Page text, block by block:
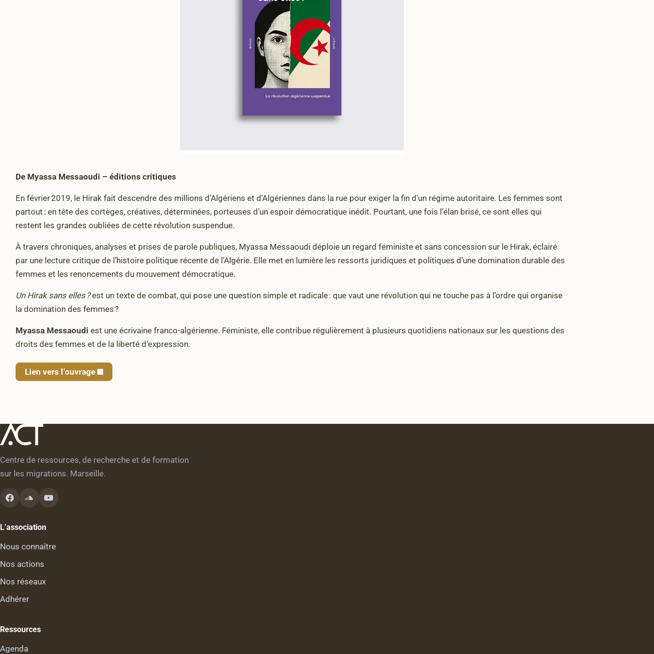
De Myassa Messaoudi – éditions critiques
En février 2019, le Hirak fait descendre des millions d’Algériens et d’Algériennes dans la rue pour exiger la fin d’un régime autoritaire. Les femmes sont
partout : en tête des cortèges, créatives, déterminées, porteuses d’un espoir démocratique inédit. Pourtant, une fois l’élan brisé, ce sont elles qui
restent les grandes oubliées de cette révolution suspendue.
À travers chroniques, analyses et prises de parole publiques, Myassa Messaoudi déploie un regard féministe et sans concession sur le Hirak, éclairé
par une lecture critique de l’histoire politique récente de l’Algérie. Elle met en lumière les ressorts juridiques et politiques d’une domination durable des
femmes et les renoncements du mouvement démocratique.
Un Hirak sans elles ?est un texte de combat, qui pose une question simple et radicale : que vaut une révolution qui ne touche pas à l’ordre qui organise
la domination des femmes ?
Myassa Messaoudi est une écrivaine franco-algérienne. Féministe, elle contribue régulièrement à plusieurs quotidiens nationaux sur les questions des
droits des femmes et de la liberté d’expression.
Lien vers l’ouvrage
Centre de ressources, de recherche et de formation
sur les migrations. Marseille.
L’association
Nous connaître
Nos actions
Nos réseaux
Adhérer
Ressources
Agenda